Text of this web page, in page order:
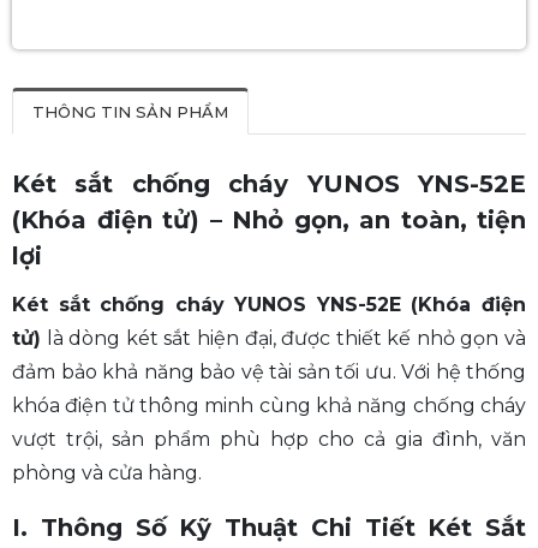
THÔNG TIN SẢN PHẨM
Két sắt chống cháy YUNOS YNS-52E
(Khóa điện tử) – Nhỏ gọn, an toàn, tiện
lợi
Két sắt chống cháy YUNOS YNS-52E (Khóa điện
tử) là dòng két sắt hiện đại, được thiết kế nhỏ gọn và
đảm bảo khả năng bảo vệ tài sản tối ưu. Với hệ thống
khóa điện tử thông minh cùng khả năng chống cháy
vượt trội, sản phẩm phù hợp cho cả gia đình, văn
phòng và cửa hàng.
I. Thông Số Kỹ Thuật Chi Tiết Két Sắt